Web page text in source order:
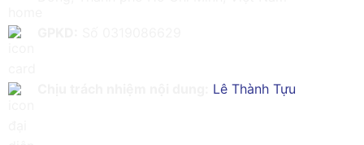
Lê Thành Tựu